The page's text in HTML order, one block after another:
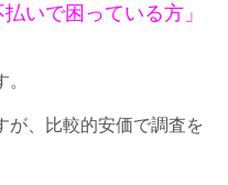
払いで困っている方」
が、比較的安価で調査を